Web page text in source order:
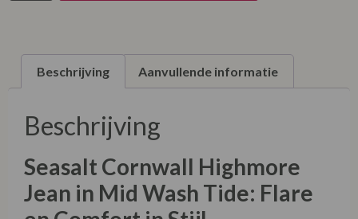
XXXXL
Toevoegen aan winkelwagen
Beschrijving